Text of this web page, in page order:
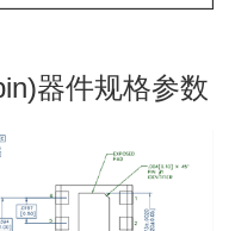
器件规格参数